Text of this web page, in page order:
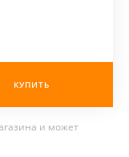
КУПИТЬ
и может